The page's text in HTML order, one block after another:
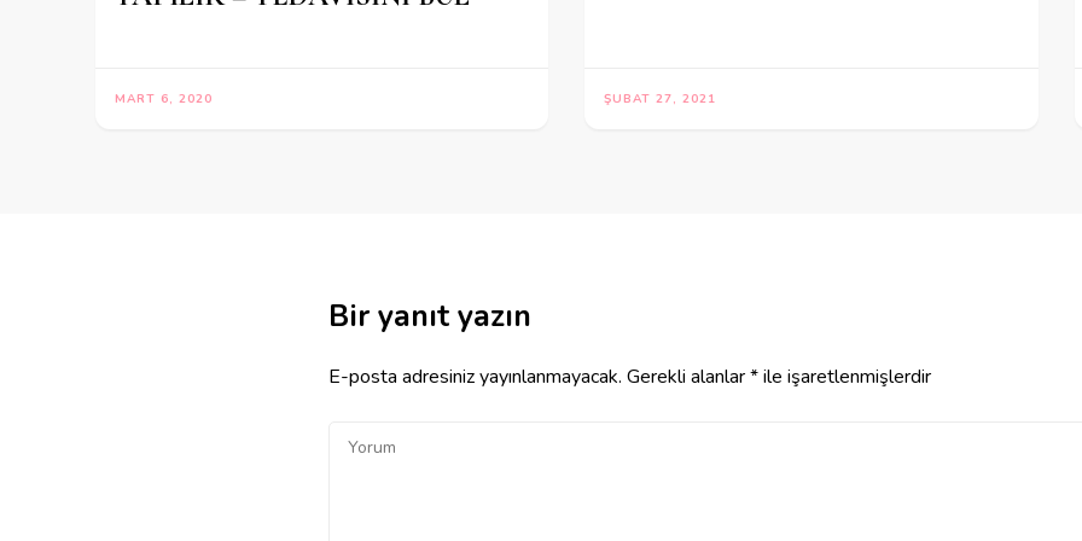
MART 6, 2020 ŞUBAT 27, 2021
Bir yanıt yazın
E-posta adresiniz yayınlanmayacak. Gerekli alanlar*ile işaretlenmişlerdir